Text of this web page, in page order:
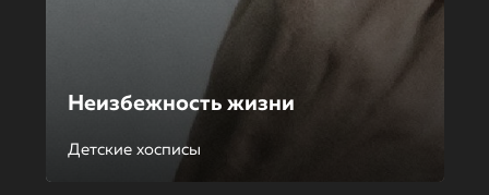
Неизбежность жизни
Детские хосписы